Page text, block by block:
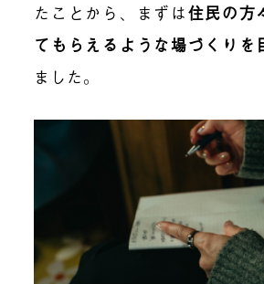
たことから、まずは住民の方
てもらえるような場づくりを
ました。